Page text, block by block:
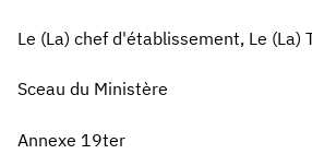
Le (La) chef d'établissement, Le (La)
Sceau du Ministère
Annexe 19ter